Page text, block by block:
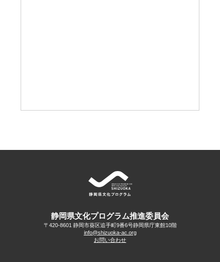
静岡県文化プログラム推進委員会
〒420-8601 静岡市葵区追手町9番6号静岡県庁東館10階
info@shizuoka-ac.org
お問い合わせ